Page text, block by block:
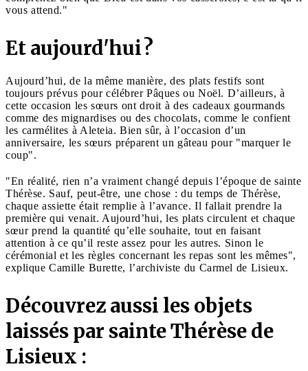
vous attend."
Et aujourd'hui ?
Aujourd’hui, de la même manière, des plats festifs sont
toujours prévus pour célébrer Pâques ou Noël. D’ailleurs, à
cette occasion les sœurs ont droit à des cadeaux gourmands
comme des mignardises ou des chocolats, comme le confient
les carmélites à Aleteia. Bien sûr, à l’occasion d’un
anniversaire, les sœurs préparent un gâteau pour "marquer le
coup".
"En réalité, rien n’a vraiment changé depuis l’époque de sainte
Thérèse. Sauf, peut-être, une chose : du temps de Thérèse,
chaque assiette était remplie à l’avance. Il fallait prendre la
première qui venait. Aujourd’hui, les plats circulent et chaque
sœur prend la quantité qu’elle souhaite, tout en faisant
attention à ce qu’il reste assez pour les autres. Sinon le
cérémonial et les règles concernant les repas sont les mêmes",
explique Camille Burette, l’archiviste du Carmel de Lisieux.
Découvrez aussi les objets
laissés par sainte Thérèse de
Lisieux :